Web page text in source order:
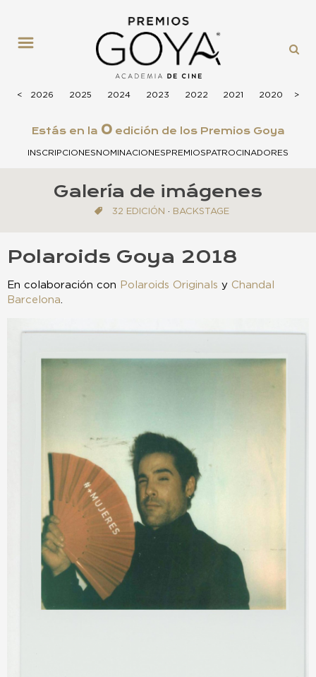
<
< 2026 2025 2024 2023 2022 2021 2020 >
>
Estás en la 0edición de los Premios Goya
INSCRIPCIONESNOMINACIONESPREMIOSPATROCINADORES
Galería de imágenes
32 EDICIÓN · BACKSTAGE
Polaroids Goya 2018
En colaboración con Polaroids Originals y Chandal
Barcelona